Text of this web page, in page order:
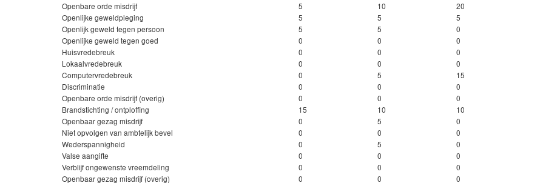
Openbare orde misdrijf
5 10
20
Openlijke geweldpleging
5 5
5
Openlijk geweld tegen persoon
5 5
0
Openlijke geweld tegen goed
0 0
0
Huisvredebreuk
0 0
0
Lokaalvredebreuk
0 0
0
Computervredebreuk
0 5
15
Discriminatie
0 0
0
Openbare orde misdrijf (overig)
0 0
0
Brandstichting / ontploffing
15 10
10
Openbaar gezag misdrijf
0 5
0
Niet opvolgen van ambtelijk bevel
0 0
0
Wederspannigheid
0 5
0
Valse aangifte
0 0
0
Verblijf ongewenste vreemdeling
0 0
0
Openbaar gezag misdrijf (overig)
0 0 0